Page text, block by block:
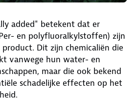
added" betekent dat er
en polyfluoralkylstoffen) zijn
Dit zijn chemicaliën die
vanwege hun water- en
maar die ook bekend
schadelijke effecten op het